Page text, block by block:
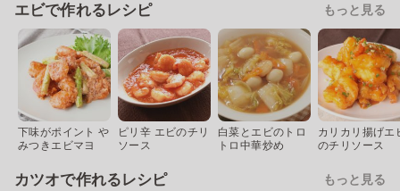
エビで作れるレシピ もっと見る
下味がポイント や
みつきエビマヨ
ピリ辛 エビのチリ
ソース
白菜とエビのトロ
トロ中華炒め
カリカリ揚げエ
のチリソース
カツオで作れるレシピ もっと見る